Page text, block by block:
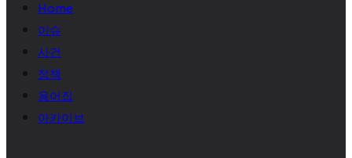
Home
이슈
사건
정책
용어집
아카이브